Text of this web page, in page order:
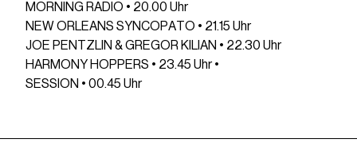
MORNING RADIO • 20.00 Uhr
NEW ORLEANS SYNCOPATO • 21.15 Uhr
JOE PENTZLIN & GREGOR KILIAN • 22.30 Uhr
HARMONY HOPPERS • 23.45 Uhr •
SESSION • 00.45 Uhr